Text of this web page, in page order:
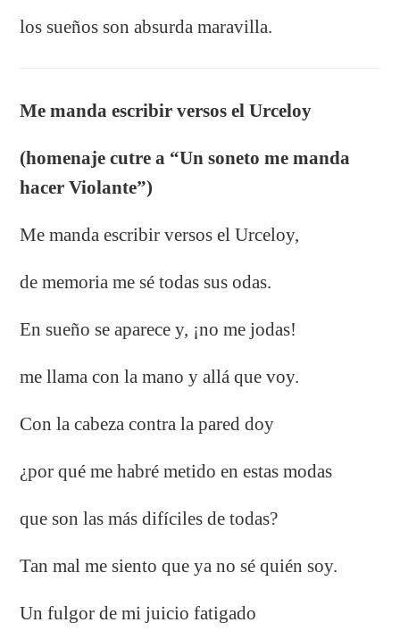
los sueños son absurda maravilla.
Me manda escribir versos el Urceloy
(homenaje cutre a “Un soneto me manda
hacer Violante”)
Me manda escribir versos el Urceloy,
de memoria me sé todas sus odas.
En sueño se aparece y, ¡no me jodas!
me llama con la mano y allá que voy.
Con la cabeza contra la pared doy
¿por qué me habré metido en estas modas
que son las más difíciles de todas?
Tan mal me siento que ya no sé quién soy.
Un fulgor de mi juicio fatigado